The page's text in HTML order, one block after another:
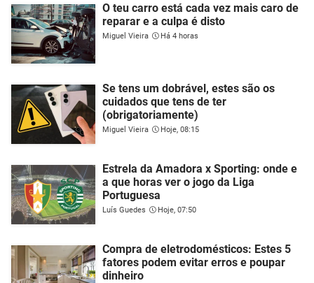
O teu carro está cada vez mais caro de
reparar e a culpa é disto
Miguel Vieira Há 4 horas
Se tens um dobrável, estes são os
cuidados que tens de ter
(obrigatoriamente)
Miguel Vieira Hoje, 08:15
Estrela da Amadora x Sporting: onde e
a que horas ver o jogo da Liga
Portuguesa
Luís Guedes Hoje, 07:50
Compra de eletrodomésticos: Estes 5
fatores podem evitar erros e poupar
dinheiro